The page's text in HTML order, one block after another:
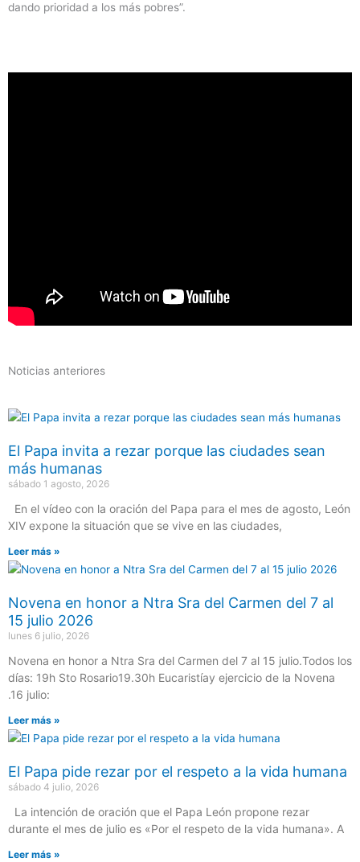
dando prioridad a los más pobres”.
Noticias anteriores
El Papa invita a rezar porque las ciudades sean
más humanas
sábado 1 agosto, 2026
En el vídeo con la oración del Papa para el mes de agosto, León
XIV expone la situación que se vive en las ciudades,
Leer más »
Novena en honor a Ntra Sra del Carmen del 7 al
15 julio 2026
lunes 6 julio, 2026
Novena en honor a Ntra Sra del Carmen del 7 al 15 julio.Todos los
días: 19h Sto Rosario19.30h Eucaristíay ejercicio de la Novena
.16 julio:
Leer más »
El Papa pide rezar por el respeto a la vida humana
sábado 4 julio, 2026
La intención de oración que el Papa León propone rezar
durante el mes de julio es «Por el respeto de la vida humana». A
Leer más »